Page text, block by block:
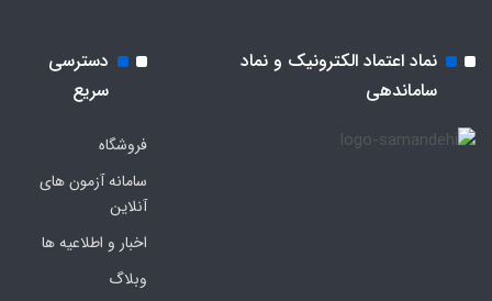
نماد اعتماد الکترونیک و نماد
ساماندهی
دسترسی
سریع
فروشگاه
سامانه آزمون های
آنلاین
اخبار و اطلاعیه ها
وبلاگ